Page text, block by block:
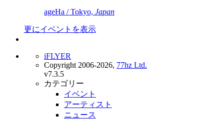
ageHa / Tokyo, Japan
更にイベントを表示
iFLYER
Copyright 2006-2026, 77hz Ltd.
v7.3.5
カテゴリー
イベント
アーティスト
ニュース